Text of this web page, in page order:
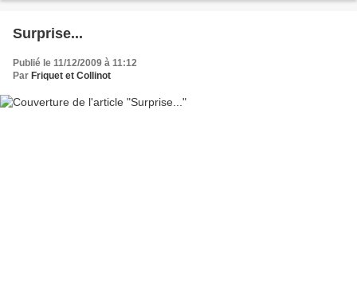
Surprise...
Publié le 11/12/2009 à 11:12
Par Friquet et Collinot